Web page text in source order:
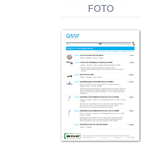
FOTO